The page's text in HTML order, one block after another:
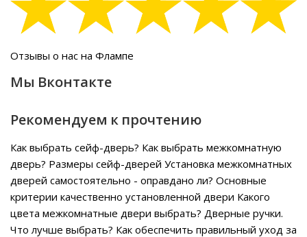
Отзывы о нас на Флампе
Мы Вконтакте
Рекомендуем к прочтению
Как выбрать сейф-дверь? Как выбрать межкомнатную
дверь? Размеры сейф-дверей Установка межкомнатных
дверей самостоятельно - оправдано ли? Основные
критерии качественно установленной двери Какого
цвета межкомнатные двери выбрать? Дверные ручки.
Что лучше выбрать? Как обеспечить правильный уход за